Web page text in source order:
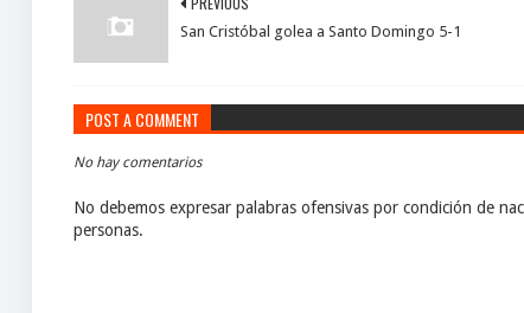
San Cristóbal golea a Santo Domingo 5-1
POST A COMMENT
No hay comentarios
No debemos expresar palabras ofensivas por condición de
personas.